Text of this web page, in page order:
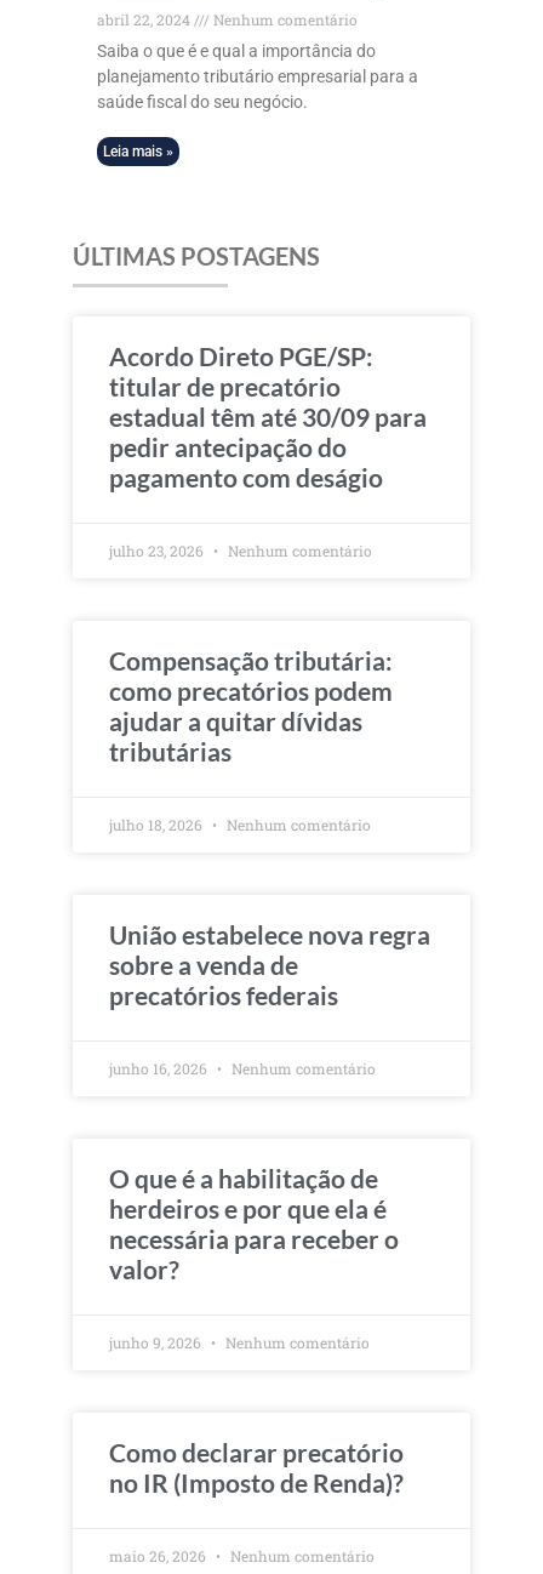
abril 22, 2024
Nenhum comentário
Saiba o que é e qual a importância do
planejamento tributário empresarial para a
saúde fiscal do seu negócio.
Leia mais »
ÚLTIMAS POSTAGENS
Acordo Direto PGE/SP:
titular de precatório
estadual têm até 30/09 para
pedir antecipação do
pagamento com deságio
julho 23, 2026 Nenhum comentário
Compensação tributária:
como precatórios podem
ajudar a quitar dívidas
tributárias
julho 18, 2026 Nenhum comentário
União estabelece nova regra
sobre a venda de
precatórios federais
junho 16, 2026 Nenhum comentário
O que é a habilitação de
herdeiros e por que ela é
necessária para receber o
valor?
junho 9, 2026 Nenhum comentário
Como declarar precatório
no IR (Imposto de Renda)?
maio 26, 2026 Nenhum comentário